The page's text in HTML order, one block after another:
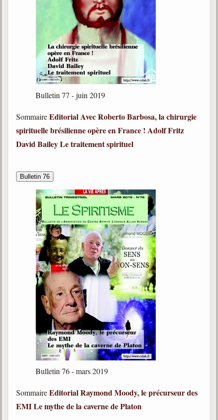
Bulletin 77 - juin 2019
SommaireEditorialAvec Roberto Barbosa, la chirurgie
spirituelle brésilienne opère en France ! Adolf Fritz
David BaileyLe traitement spirituel
Bulletin 76
Bulletin 76 - mars 2019
SommaireEditorialRaymond Moody, le précurseur des
EMILe mythe de la caverne de Platon